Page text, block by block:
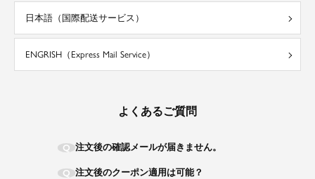
日本語（国際配送サービス）
ENGRISH（Express Mail Service）
よくあるご質問
注文後の確認メールが届きません。
注文後のクーポン適用は可能？